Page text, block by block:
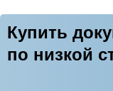
Купить
по низкой